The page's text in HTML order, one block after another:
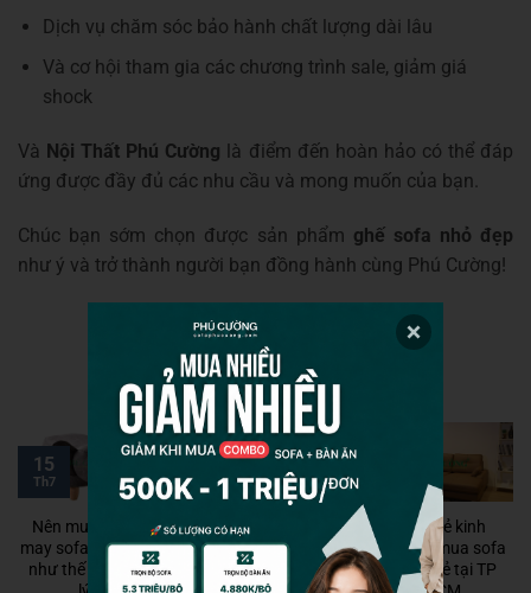
Dịch vụ chăm sóc bảo hành chất lượng dài lâu
Và cơ hội tham gia các chương trình sale, giảm giá
shock
Và Nội Thất Phú Cường là điểm đến hoàn hảo có thể đáp
ứng được đầy đủ các nhu cầu và mong muốn của bạn.
Chúc bạn sớm chọn được sản phẩm ghế sofa nhỏ đẹp
như ý và trở thành người bạn đồng hành cùng Phú Cường!
Nên mua vải bố
may sofa Đà Nẵng
như thế nào hợp
15
Th7
Phú Cường – kho
sofa nhập khẩu Hà
Nội chính hãng
08
Th11
Chia sẻ kinh
nghiệm mua sofa
da giá rẻ tại TP